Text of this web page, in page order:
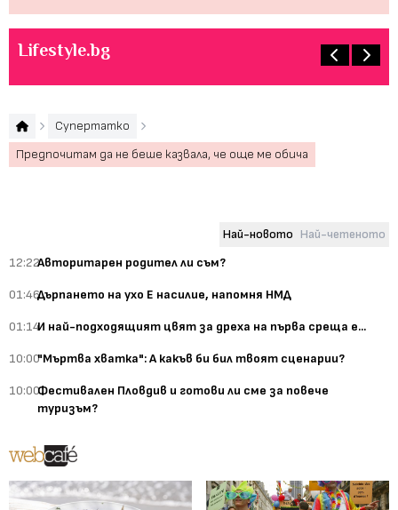
Lifestyle.bg
Супертатко
Предпочитам да не беше казвала, че още ме обича
Най-новото Най-четеното
12:22Авторитарен родител ли съм?
01:46Дърпането на ухо Е насилие, напомня НМД
01:14И най-подходящият цвят за дреха на първа среща е...
10:00"Мъртва хватка": А какъв би бил твоят сценарии?
10:00Фестивален Пловдив и готови ли сме за повече
туризъм?